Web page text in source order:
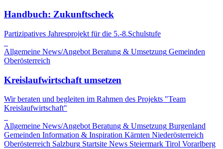
Handbuch: Zukunftscheck
Partizipatives Jahresprojekt für die 5.-8.Schulstufe
Allgemeine News/Angebot Beratung & Umsetzung Gemeinden
Oberösterreich
Kreislaufwirtschaft umsetzen
Wir beraten und begleiten im Rahmen des Projekts "Team
Kreislaufwirtschaft"
Allgemeine News/Angebot Beratung & Umsetzung Burgenland
Gemeinden Information & Inspiration Kärnten Niederösterreich
Oberösterreich Salzburg Startsite News Steiermark Tirol Vorarlberg